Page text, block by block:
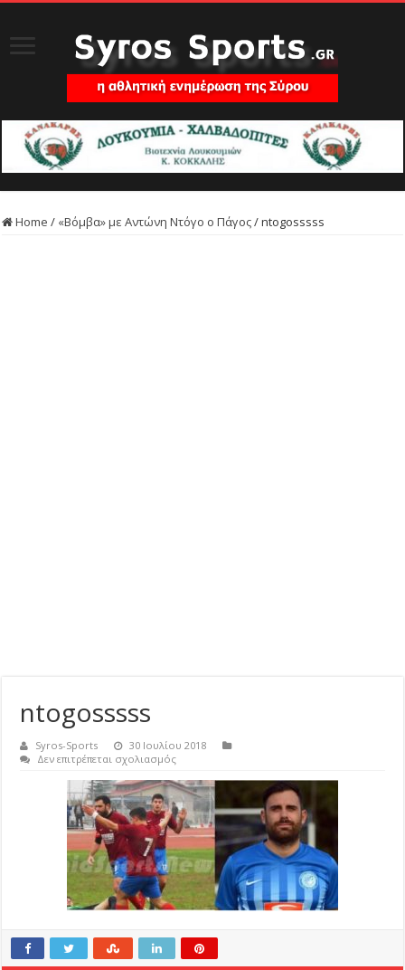
Home / «Βόμβα» με Αντώνη Ντόγο ο Πάγος/ntogosssss
ntogosssss
Syros-Sports
30 Ιουλίου 2018
Δεν επιτρέπεται σχολιασμόςστο